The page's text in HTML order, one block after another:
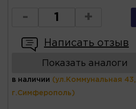
- +
Написать отзыв
Показать аналоги
в наличии (ул.Коммунальная 43,
г.Симферополь)